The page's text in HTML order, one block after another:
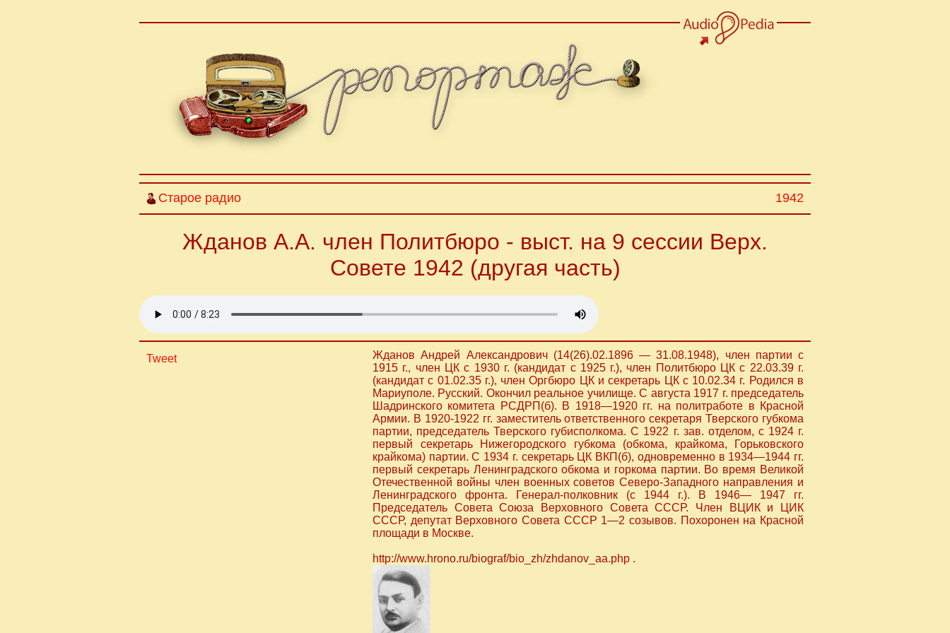
Старое радио 1942
Жданов А.А. член Политбюро - выст. на 9 сессии Верх.
Совете 1942 (другая часть)
Tweet
Жданов Андрей Александрович (14(26).02.1896 — 31.08.1948), член партии с
1915 г., член ЦК с 1930 г. (кандидат с 1925 г.), член Политбюро ЦК с 22.03.39 г.
(кандидат с 01.02.35 г.), член Оргбюро ЦК и секретарь ЦК с 10.02.34 г. Родился в
Мариуполе. Русский. Окончил реальное училище. С августа 1917 г. председатель
Шадринского комитета РСДРП(б). В 1918—1920 гг. на политработе в Красной
Армии. В 1920-1922 гг. заместитель ответственного секретаря Тверского губкома
партии, председатель Тверского губисполкома. С 1922 г. зав. отделом, с 1924 г.
первый секретарь Нижегородского губкома (обкома, крайкома, Горьковского
крайкома) партии. С 1934 г. секретарь ЦК ВКП(б), одновременно в 1934—1944 гг.
первый секретарь Ленинградского обкома и горкома партии. Во время Великой
Отечественной войны член военных советов Северо-Западного направления и
Ленинградского фронта. Генерал-полковник (с 1944 г.). В 1946— 1947 гг.
Председатель Совета Союза Верховного Совета СССР. Член ВЦИК и ЦИК
СССР, депутат Верховного Совета СССР 1—2 созывов. Похоронен на Красной
площади в Москве.
http://www.hrono.ru/biograf/bio_zh/zhdanov_aa.php .